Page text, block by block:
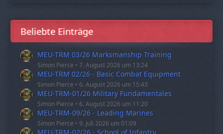
Beliebte Einträge
MEU-TRM 03/26 Marksmanship Training
Simon Pierce 7. August 2026 um 13:24
MEU-TRM 02/26 - Basic Combat Equipment
Simon Pierce 6. August 2026 um 15:43
MEU-TRM-01/26 Military Fundamentales
Simon Pierce 6. August 2026 um 11:20
MEU-TRM-09/26 - Leading Marines
Simon Pierce 9. Juli 2026 um 01:09